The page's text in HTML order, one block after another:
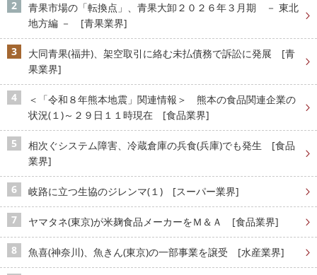
青果市場の「転換点」、青果大卸２０２６年３月期 － 東北
地方編 － [青果業界]
大同青果(福井)、架空取引に絡む未払債務で訴訟に発展 [青
果業界]
＜「令和８年熊本地震」関連情報＞ 熊本の食品関連企業の
状況(１)～２９日１１時現在 [食品業界]
相次ぐシステム障害、冷蔵倉庫の兵食(兵庫)でも発生 [食品
業界]
岐路に立つ生協のジレンマ(１) [スーパー業界]
ヤマタネ(東京)が米麹食品メーカーをＭ＆Ａ [食品業界]
魚喜(神奈川)、魚きん(東京)の一部事業を譲受 [水産業界]